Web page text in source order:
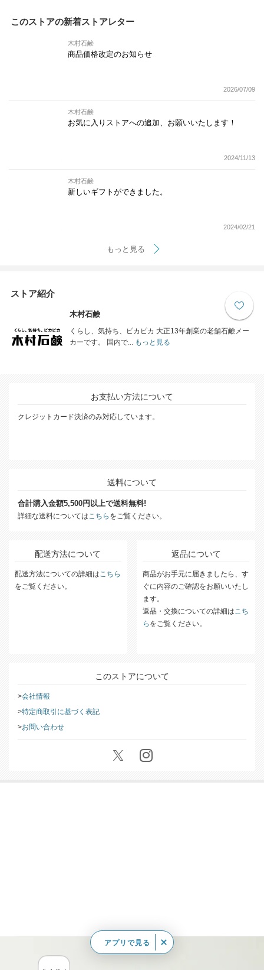
このストアの新着ストアレター
木村石鹸
商品価格改定のお知らせ
2026/07/09
木村石鹸
お気に入りストアへの追加、お願いいたします！
2024/11/13
木村石鹸
新しいギフトができました。
2024/02/21
もっと見る
ストア紹介
木村石鹸
くらし、気持ち、ピカピカ 大正13年創業の老舗石鹸メー
カーです。 国内で...
もっと見る
お支払い方法について
クレジットカード決済のみ対応しています。
送料について
合計購入金額5,500円以上で送料無料!
詳細な送料については こちら をご覧ください。
配送方法について
配送方法についての詳細は こちら
をご覧ください。
返品について
商品がお手元に届きましたら、す
ぐに内容のご確認をお願いいたし
ます。
返品・交換についての詳細は こち
ら をご覧ください。
このストアについて
会社情報
特定商取引に基づく表記
お問い合わせ
アプリで見る